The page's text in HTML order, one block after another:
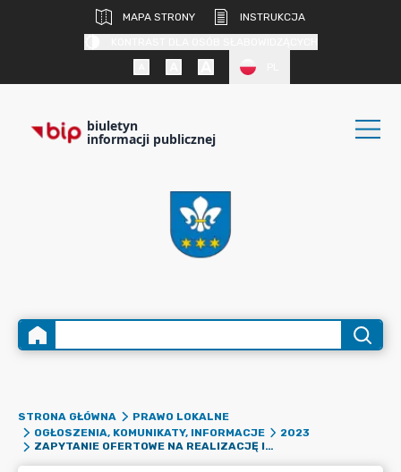
MAPA STRONY
INSTRUKCJA
biuletyn
informacji publicznej
STRONA GŁÓWNA
PRAWO LOKALNE
OGŁOSZENIA, KOMUNIKATY, INFORMACJE
2023
ZAPYTANIE OFERTOWE NA REALIZACJĘ INWESTYCJI: REMONT DACHU KRUCHTY WRAZ ZE ŚCIENNYM GZYMSEM KORONUJĄCYM W KAPLICY P.W. NARODZENIA NAJŚWIĘTSZEJ MARYI PANNY W DOMANIEWICACH